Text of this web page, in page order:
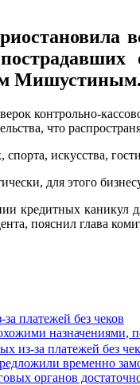
Мишустиным.
контрольно-
что
спорта, искусства,
для этого
кредитных каникул
пояснил глава
платежей без чеков
назначениями,
временно
органов